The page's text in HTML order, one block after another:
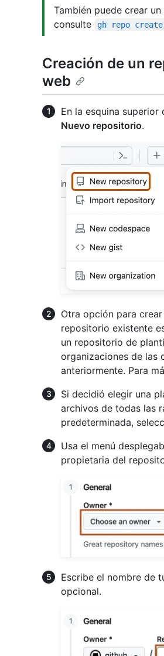
También puede crear
consulte
gh repo create
Creación de un
web
En la esquina superior
Nuevo repositorio.
Otra opción para
repositorio existente
un repositorio de
organizaciones de las
anteriormente. Para
Si decidió elegir una
archivos de todas las
predeterminada,
Usa el menú
propietaria del
Escribe el nombre de
opcional.